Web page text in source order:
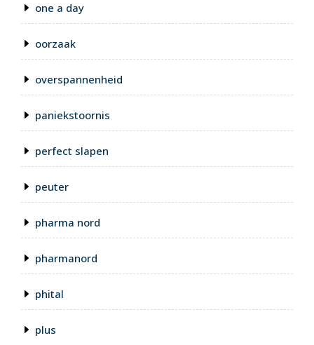
one a day
oorzaak
overspannenheid
paniekstoornis
perfect slapen
peuter
pharma nord
pharmanord
phital
plus